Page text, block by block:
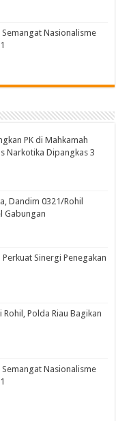
Nasionalisme
PK di Mahkamah
Narkotika Dipangkas 3
Dandim 0321/Rohil
Gabungan
Sinergi Penegakan
Polda Riau Bagikan
Nasionalisme